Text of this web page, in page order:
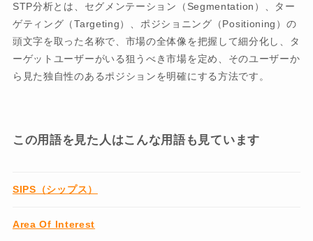
STP分析とは、セグメンテーション（Segmentation）、ター
ゲティング（Targeting）、ポジショニング（Positioning）の
頭文字を取った名称で、市場の全体像を把握して細分化し、タ
ーゲットユーザーがいる狙うべき市場を定め、そのユーザーか
ら見た独自性のあるポジションを明確にする方法です。
この用語を見た人はこんな用語も見ています
SIPS（シップス）
Area Of Interest